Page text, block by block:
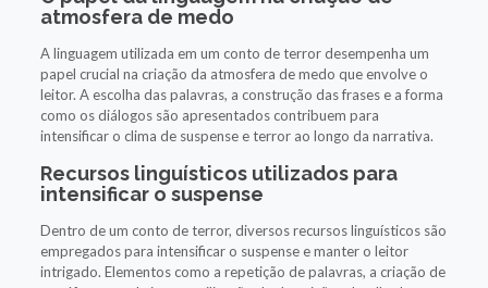
atmosfera de medo
A linguagem utilizada em um conto de terror desempenha um
papel crucial na criação da atmosfera de medo que envolve o
leitor. A escolha das palavras, a construção das frases e a forma
como os diálogos são apresentados contribuem para
intensificar o clima de suspense e terror ao longo da narrativa.
Recursos linguísticos utilizados para
intensificar o suspense
Dentro de um conto de terror, diversos recursos linguísticos são
empregados para intensificar o suspense e manter o leitor
intrigado. Elementos como a repetição de palavras, a criação de